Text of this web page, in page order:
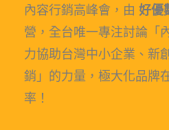
內容行銷高峰會，由 好優
營，全台唯一專注討論「
力協助台灣中小企業、新
銷」的力量，極大化品牌
率！